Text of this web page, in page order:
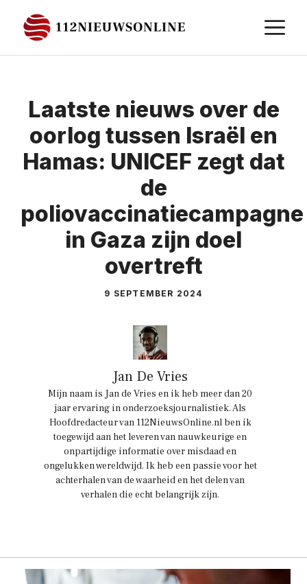
naar
de
Laatste nieuws over de
oorlog tussen Israël en
Hamas: UNICEF zegt dat
de
poliovaccinatiecampagne
in Gaza zijn doel
overtreft
9 SEPTEMBER 2024
Jan De Vries
Mijn naam is Jan de Vries en ik heb meer dan 20
jaar ervaring in onderzoeksjournalistiek. Als
Hoofdredacteur van 112NieuwsOnline.nl ben ik
toegewijd aan het leveren van nauwkeurige en
onpartijdige informatie over misdaad en
ongelukken wereldwijd. Ik heb een passie voor het
achterhalen van de waarheid en het delen van
verhalen die echt belangrijk zijn.